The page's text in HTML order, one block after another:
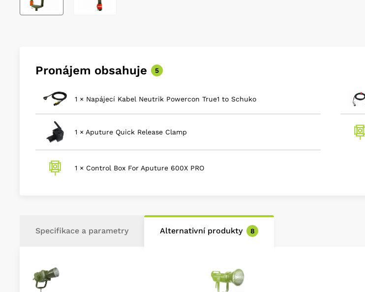
Pronájem obsahuje 5
1 × Napájecí Kabel Neutrik Powercon True1 to Schuko
1 × Aputure Quick Release Clamp
1 × Control Box For Aputure 600X PRO
Specifikace a parametry Alternativní produkty 8